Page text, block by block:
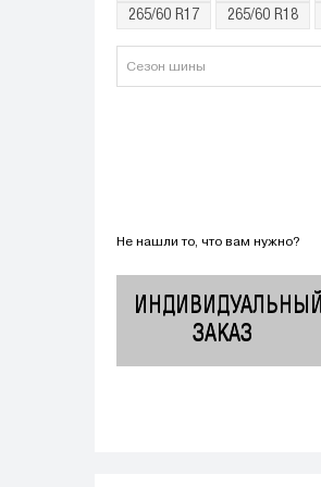
265/60 R17 265/60 R18
Сезон шины
Не нашли то, что вам нужно?
ИНДИВИДУАЛЬНЫЙ
ЗАКАЗ